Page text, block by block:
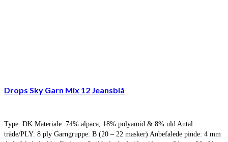
Drops Sky Garn Mix 12 Jeansblå
Type: DK Materiale: 74% alpaca, 18% polyamid & 8% uld Antal
tråde/PLY: 8 ply Garngruppe: B (20 – 22 masker) Anbefalede pinde: 4 mm